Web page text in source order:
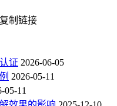
证 2026-06-05
2026-05-11
05-11